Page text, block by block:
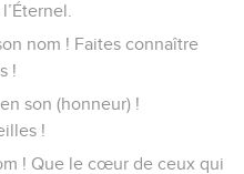
nom ! Faites connaître
!
son (honneur) !
!
! Que le cœur de ceux qui